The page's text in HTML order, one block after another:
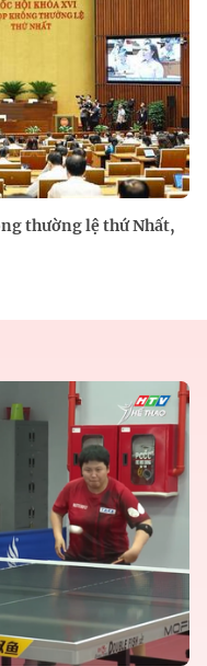
thường lệ thứ Nhất,